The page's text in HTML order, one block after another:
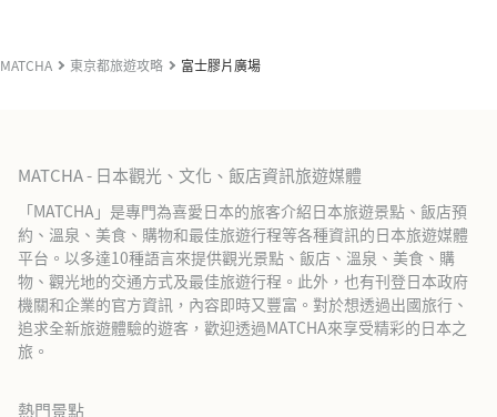
MATCHA 東京都旅遊攻略 富士膠片廣場
MATCHA - 日本觀光、文化、飯店資訊旅遊媒體
「MATCHA」是專門為喜愛日本的旅客介紹日本旅遊景點、飯店預
約、溫泉、美食、購物和最佳旅遊行程等各種資訊的日本旅遊媒體
平台。以多達10種語言來提供觀光景點、飯店、溫泉、美食、購
物、觀光地的交通方式及最佳旅遊行程。此外，也有刊登日本政府
機關和企業的官方資訊，內容即時又豐富。對於想透過出國旅行、
追求全新旅遊體驗的遊客，歡迎透過MATCHA來享受精彩的日本之
旅。
熱門景點